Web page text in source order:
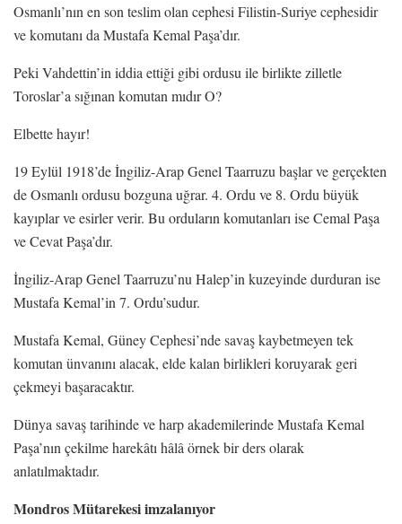
Osmanlı’nın en son teslim olan cephesi Filistin-Suriye cephesidir
ve komutanı da Mustafa Kemal Paşa’dır.
Peki Vahdettin’in iddia ettiği gibi ordusu ile birlikte zilletle
Toroslar’a sığınan komutan mıdır O?
Elbette hayır!
19 Eylül 1918’de İngiliz-Arap Genel Taarruzu başlar ve gerçekten
de Osmanlı ordusu bozguna uğrar. 4. Ordu ve 8. Ordu büyük
kayıplar ve esirler verir. Bu orduların komutanları ise Cemal Paşa
ve Cevat Paşa’dır.
İngiliz-Arap Genel Taarruzu’nu Halep’in kuzeyinde durduran ise
Mustafa Kemal’in 7. Ordu’sudur.
Mustafa Kemal, Güney Cephesi’nde savaş kaybetmeyen tek
komutan ünvanını alacak, elde kalan birlikleri koruyarak geri
çekmeyi başaracaktır.
Dünya savaş tarihinde ve harp akademilerinde Mustafa Kemal
Paşa’nın çekilme harekâtı hâlâ örnek bir ders olarak
anlatılmaktadır.
Mondros Mütarekesi imzalanıyor